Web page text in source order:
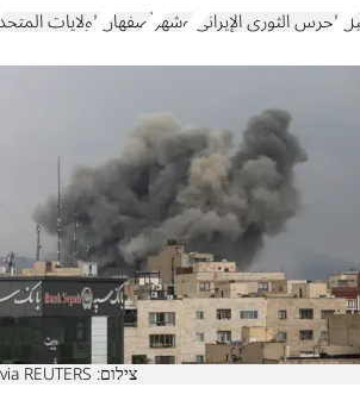
الحرس الثوري الإيراني بوشهرأصفهانالولايات
צילום: via REUTERS